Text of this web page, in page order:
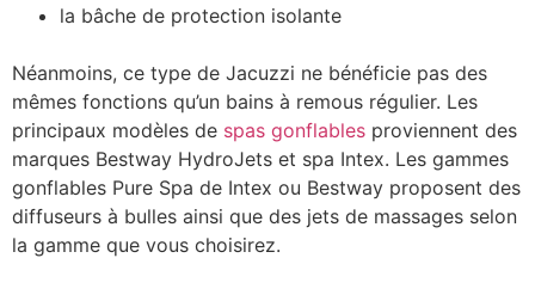
la bâche de protection isolante
Néanmoins, ce type de Jacuzzi ne bénéficie pas des
mêmes fonctions qu’un bains à remous régulier. Les
principaux modèles de spas gonflables proviennent des
marques Bestway HydroJets et spa Intex. Les gammes
gonflables Pure Spa de Intex ou Bestway proposent des
diffuseurs à bulles ainsi que des jets de massages selon
la gamme que vous choisirez.